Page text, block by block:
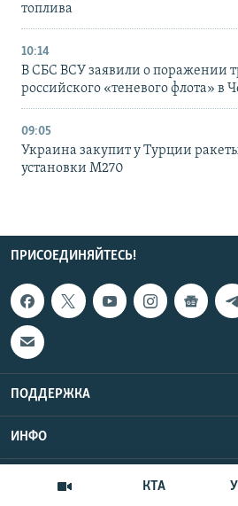
КТА
топлива
10:14
В СБС ВСУ заявили о поражении
российского «теневого флота» в
09:05
Украина закупит у Турции
установки M270
ПРИСОЕДИНЯЙТЕСЬ!
ПОДДЕРЖКА
ИНФО
Copyright Крым.Реалии,
UTC+3